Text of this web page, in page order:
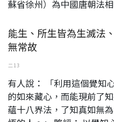
蘇省徐州）為中國唐朝法
能生、所生皆為生滅法
無常故
二 13
有人說： 「利用這個覺知
的如來藏心，而能現前了
蘊十八界法，了知真如無